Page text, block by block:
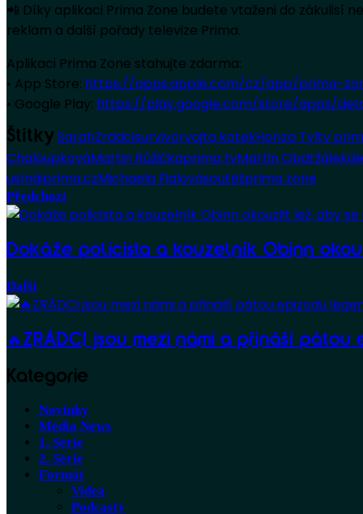
📲 Díky aplikaci Prima Zone budete vtaženi do zákulisí
reklam a další pořady televize Prima.
Aplikaci Prima Zone stahujte zdarma:
• App Store: https://apps.apple.com/cz/app/prima-
• Google Play: https://play.google.com/store/apps/
Štítky SarahZrádcisurvivorvojta kotekHonza Tyltv
ChaloupkováMartin Růžičkaprima tvMartin Obdržálek
usínáiprima.czMichaela Fialovásoutěžprima zone
Předchozí
Dokáže policista a kouzelník Obinn
Další
🔥ZRÁDCI jsou mezi námi a přináší
Kategorie
Novinky
Média News
1. Série
2. Série
Formát
Videa
Podcasty